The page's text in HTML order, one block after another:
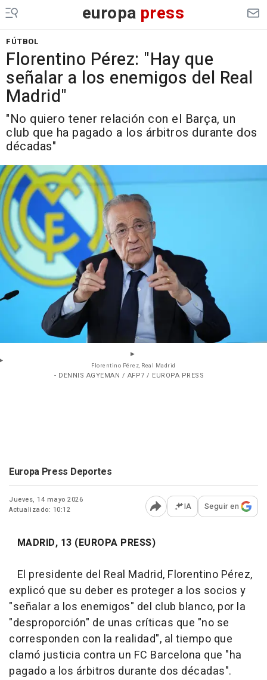
europa press
FÚTBOL
Florentino Pérez: "Hay que
señalar a los enemigos del Real
Madrid"
"No quiero tener relación con el Barça, un
club que ha pagado a los árbitros durante dos
décadas"
Florentino Pérez, Real Madrid
- DENNIS AGYEMAN / AFP7 / EUROPA PRESS
Europa Press Deportes
Jueves, 14 mayo 2026
Actualizado: 10:12
Abrir opciones para
IA Seguir en
MADRID, 13 (EUROPA PRESS)
El presidente del Real Madrid, Florentino Pérez,
explicó que su deber es proteger a los socios y
"señalar a los enemigos" del club blanco, por la
"desproporción" de unas críticas que "no se
corresponden con la realidad", al tiempo que
clamó justicia contra un FC Barcelona que "ha
pagado a los árbitros durante dos décadas".